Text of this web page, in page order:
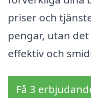
priser och
pengar, utan
effektiv och
Få 3